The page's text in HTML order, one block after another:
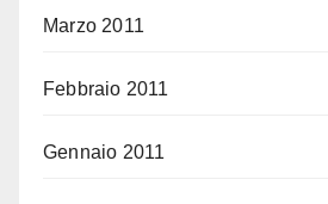
Marzo 2011
Febbraio 2011
Gennaio 2011